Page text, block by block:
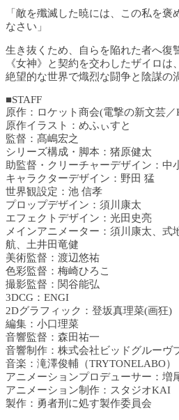
「敵を殲滅した暁には、この私を
なさい」
生き抜くため、自らを陥れた者へ
《女神》と契約を交わしたザイロは、
絶望的な世界で熾烈な闘争と陰謀の
■STAFF
原作：ロケット商会(電撃の新文芸
原作イラスト：めふぃすと
監督：髙嶋宏之
シリーズ構成・脚本：猪原健太
助監督・クリーチャーデザイン：中
キャラクターデザイン：野田 猛
世界観設定：池 信孝
プロップデザイン：須川康太
エフェクトデザイン：光田史亮
メインアニメーター：須川康太、式
航、土井田竜健
美術監督：渡辺悠祐
色彩監督：梅崎ひろこ
撮影監督：関谷能弘
3DCG：ENGI
2Dグラフィック：登坂真理菜(画狂)
編集：小口理菜
音響監督：森田祐一
音響制作：株式会社ビッドグルーヴ
音楽：滝澤俊輔（TRYTONELABO）
アニメーションプロデューサー：増
アニメーション制作：スタジオKAI
製作：勇者刑に処す製作委員会